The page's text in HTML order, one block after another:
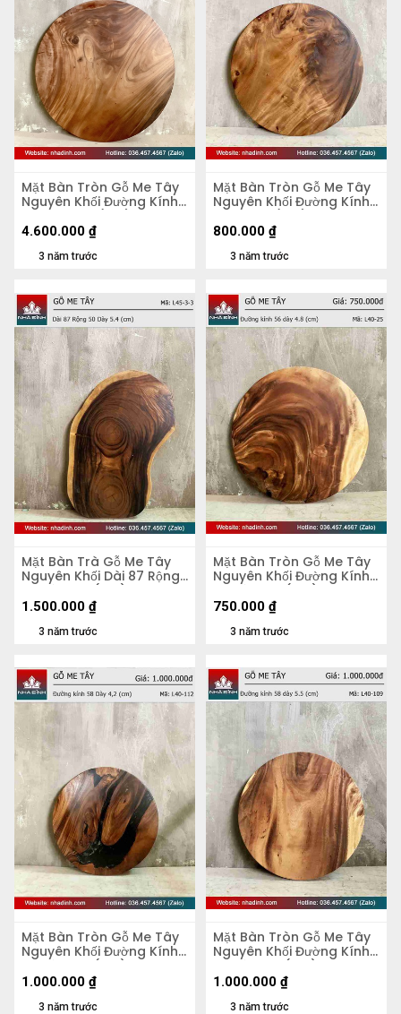
Mặt Bàn Tròn Gỗ Me Tây
Nguyên Khối Đường Kính
103 Dày 4,5 (cm)
3 năm trước
4.600.000 ₫
Mặt Bàn Tròn Gỗ Me Tây
Nguyên Khối Đường Kính
47 Dày 5 (cm)
3 năm trước
800.000 ₫
Mặt Bàn Trà Gỗ Me Tây
Nguyên Khối Dài 87 Rộng
50 Dày 5,4 (cm)
3 năm trước
1.500.000 ₫
Mặt Bàn Tròn Gỗ Me Tây
Nguyên Khối Đường Kính
56 Dày 4,8 (cm)
3 năm trước
750.000 ₫
Mặt Bàn Tròn Gỗ Me Tây
Nguyên Khối Đường Kính
58 Dày 4,2 (cm)
3 năm trước
1.000.000 ₫
Mặt Bàn Tròn Gỗ Me Tây
Nguyên Khối Đường Kính
58 Dày 5,5 (cm)
3 năm trước
1.000.000 ₫